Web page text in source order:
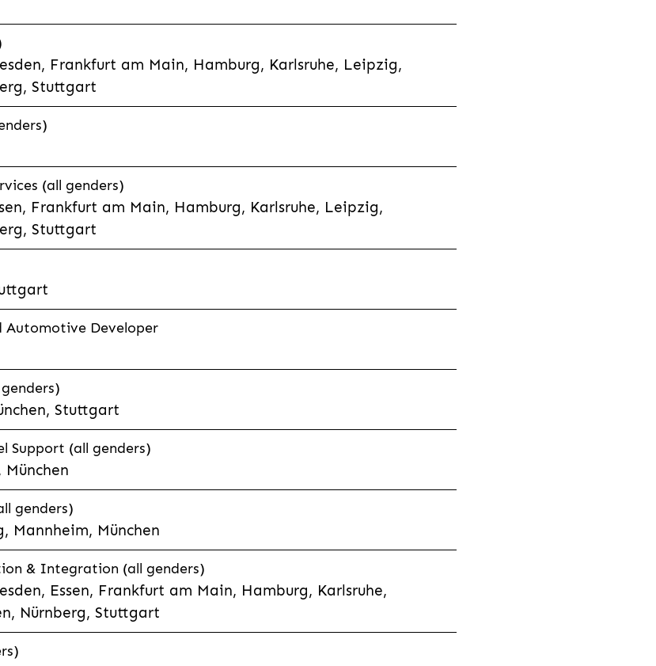
Frankfurt am Main, Hamburg, Karlsruhe, Leipzig,
Stuttgart
(all genders)
Frankfurt am Main, Hamburg, Karlsruhe, Leipzig,
Stuttgart
Automotive Developer
Stuttgart
Support (all genders)
genders)
Mannheim, München
& Integration (all genders)
Essen, Frankfurt am Main, Hamburg, Karlsruhe,
Nürnberg, Stuttgart